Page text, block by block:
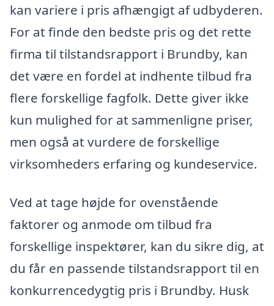
kan variere i pris afhængigt af udbyderen.
For at finde den bedste pris og det rette
firma til tilstandsrapport i Brundby, kan
det være en fordel at indhente tilbud fra
flere forskellige fagfolk. Dette giver ikke
kun mulighed for at sammenligne priser,
men også at vurdere de forskellige
virksomheders erfaring og kundeservice.
Ved at tage højde for ovenstående
faktorer og anmode om tilbud fra
forskellige inspektører, kan du sikre dig, at
du får en passende tilstandsrapport til en
konkurrencedygtig pris i Brundby. Husk